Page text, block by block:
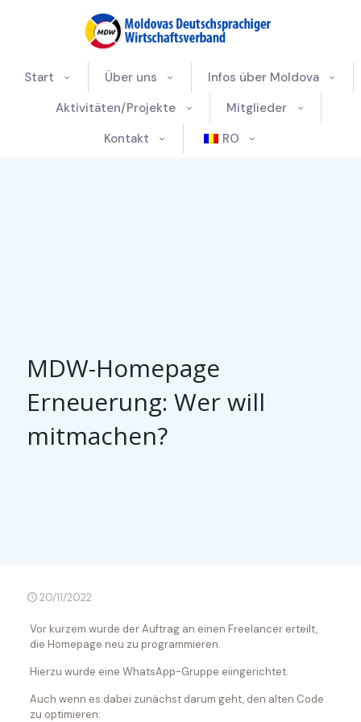
Start Über uns
Infos über Moldova
Aktivitäten/Projekte
Mitglieder
Kontakt
RO
MDW-Homepage
Erneuerung: Wer will
mitmachen?
20/11/2022
Vor kurzem wurde der Auftrag an einen Freelancer erteilt,
die Homepage neu zu programmieren.
Hierzu wurde eine WhatsApp-Gruppe eiingerichtet.
Auch wenn es dabei zunächst darum geht, den alten Code
zu optimieren: